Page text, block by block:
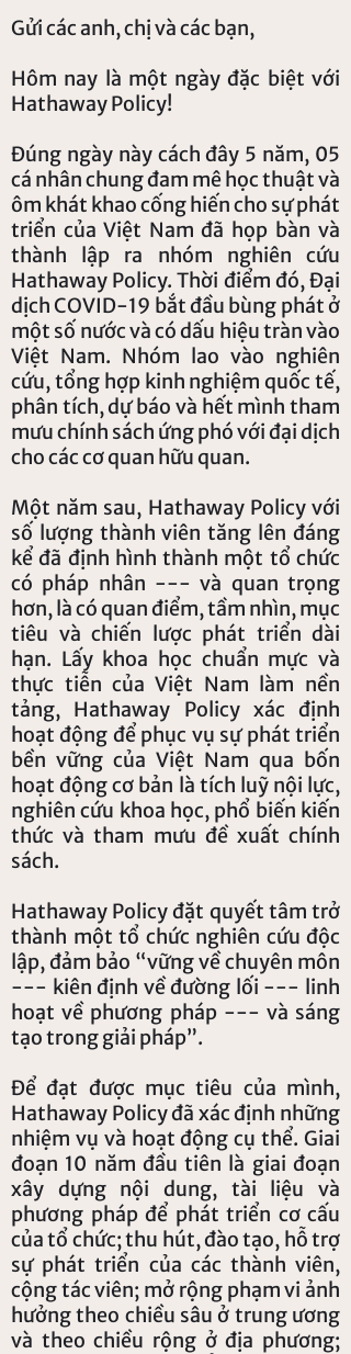
Gửi các anh, chị và các bạn,
Hôm nay là một ngày đặc biệt với
Hathaway Policy!
Đúng ngày này cách đây 5 năm, 05
cá nhân chung đam mê học thuật và
ôm khát khao cống hiến cho sự phát
triển của Việt Nam đã họp bàn và
thành lập ra nhóm nghiên cứu
Hathaway Policy. Thời điểm đó, Đại
dịch COVID-19 bắt đầu bùng phát ở
một số nước và có dấu hiệu tràn vào
Việt Nam. Nhóm lao vào nghiên
cứu, tổng hợp kinh nghiệm quốc tế,
phân tích, dự báo và hết mình tham
mưu chính sách ứng phó với đại dịch
cho các cơ quan hữu quan.
Một năm sau, Hathaway Policy với
số lượng thành viên tăng lên đáng
kể đã định hình thành một tổ chức
có pháp nhân --- và quan trọng
hơn, là có quan điểm, tầm nhìn, mục
tiêu và chiến lược phát triển dài
hạn. Lấy khoa học chuẩn mực và
thực tiễn của Việt Nam làm nền
tảng, Hathaway Policy xác định
hoạt động để phục vụ sự phát triển
bền vững của Việt Nam qua bốn
hoạt động cơ bản là tích luỹ nội lực,
nghiên cứu khoa học, phổ biến kiến
thức và tham mưu đề xuất chính
sách.
Hathaway Policy đặt quyết tâm trở
thành một tổ chức nghiên cứu độc
lập, đảm bảo “vững về chuyên môn
--- kiên định về đường lối --- linh
hoạt về phương pháp --- và sáng
tạo trong giải pháp”.
Để đạt được mục tiêu của mình,
Hathaway Policy đã xác định những
nhiệm vụ và hoạt động cụ thể. Giai
đoạn 10 năm đầu tiên là giai đoạn
xây dựng nội dung, tài liệu và
phương pháp để phát triển cơ cấu
của tổ chức; thu hút, đào tạo, hỗ trợ
sự phát triển của các thành viên,
cộng tác viên; mở rộng phạm vi ảnh
hưởng theo chiều sâu ở trung ương
và theo chiều rộng ở địa phương;